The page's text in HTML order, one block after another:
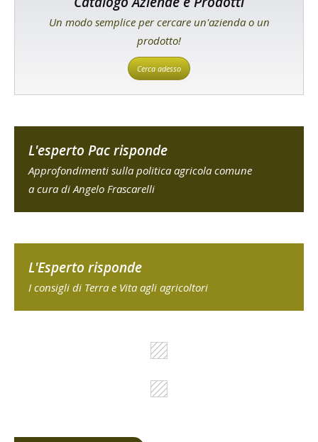
Un modo semplice per cercare un'azienda o un
prodotto!
Cerca adesso
L'esperto Pac risponde
Approfondimenti sulla politica agricola comune
a cura di Angelo Frascarelli
L'Esperto risponde
I consigli di Terra e Vita agli agricoltori